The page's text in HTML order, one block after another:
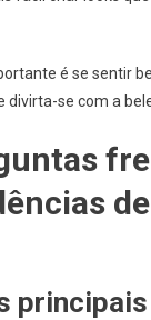
é se sentir
divirta-se com a